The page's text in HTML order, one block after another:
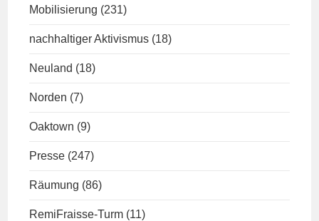
Mobilisierung (231)
nachhaltiger Aktivismus (18)
Neuland (18)
Norden (7)
Oaktown (9)
Presse (247)
Räumung (86)
RemiFraisse-Turm (11)